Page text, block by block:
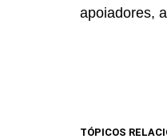
apoiadores,
TÓPICOS